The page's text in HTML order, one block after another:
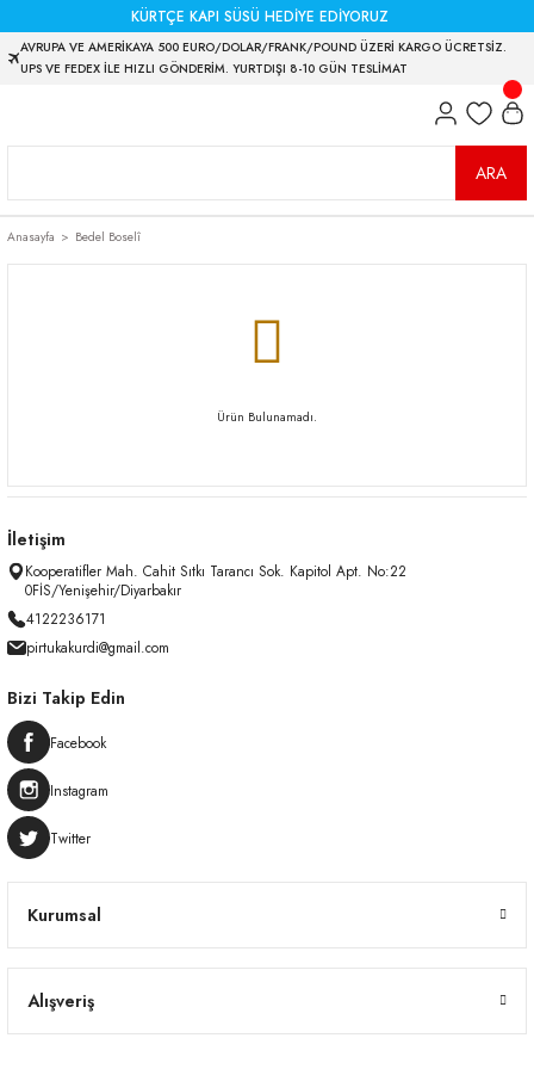
KÜRTÇE KAPI SÜSÜ HEDİYE EDİYORUZ
AVRUPA VE AMERİKAYA 500 EURO/DOLAR/FRANK/POUND ÜZERİ KARGO ÜCRETSİZ.
UPS VE FEDEX İLE HIZLI GÖNDERİM. YURTDIŞI 8-10 GÜN TESLİMAT
ARA
Anasayfa Bedel Boselî
Ürün Bulunamadı.
İletişim
Kooperatifler Mah. Cahit Sıtkı Tarancı Sok. Kapitol Apt. No:22
0FİS/Yenişehir/Diyarbakır
4122236171
pirtukakurdi@gmail.com
Kurumsal
Alışveriş
Bizi Takip Edin
Facebook
Instagram
Twitter